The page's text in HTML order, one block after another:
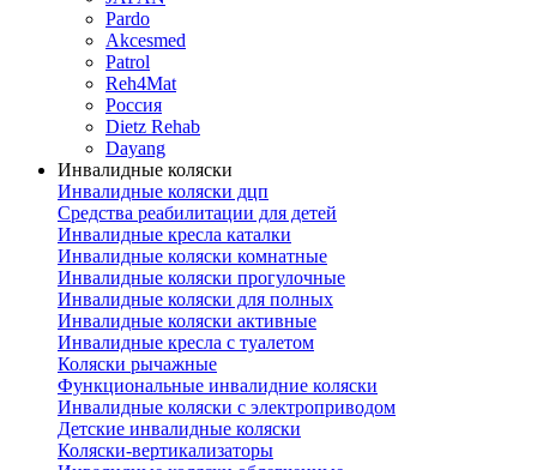
Pardo
Akcesmed
Patrol
Reh4Mat
Россия
Dietz Rehab
Dayang
Инвалидные коляски
Инвалидные коляски дцп
Средства реабилитации для детей
Инвалидные кресла каталки
Инвалидные коляски комнатные
Инвалидные коляски прогулочные
Инвалидные коляски для полных
Инвалидные коляски активные
Инвалидные кресла с туалетом
Коляски рычажные
Функциональные инвалидние коляски
Инвалидные коляски с электроприводом
Детские инвалидные коляски
Коляски-вертикализаторы